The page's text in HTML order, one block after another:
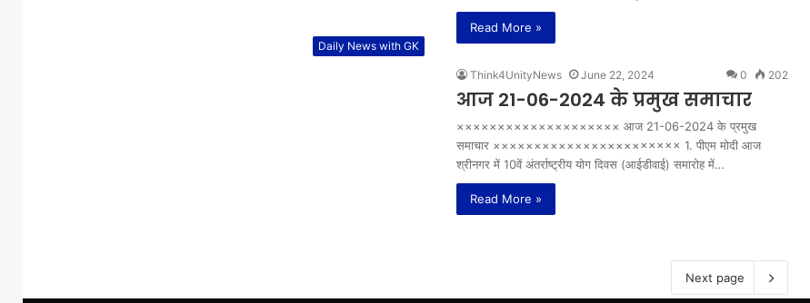
Read More »
Daily News with GK
Think4UnityNews June 22, 2024 0 202
आज 21-06-2024 के प्रमुख समाचार
×××××××××××××××××××× आज 21-06-2024 के प्रमुख
समाचार ××××××××××××××××××××××× 1. पीएम मोदी आज
श्रीनगर में 10वें अंतर्राष्ट्रीय योग दिवस (आईडीवाई) समारोह में…
Read More »
Next page